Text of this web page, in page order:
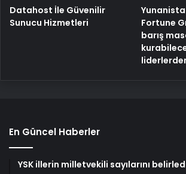
Datahost İle Güvenilir
Sunucu Hizmetleri
Fortune
barış
En Güncel Haberler
YSK illerin milletvekili sayılarını